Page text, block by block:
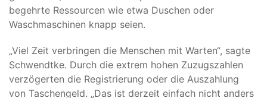
begehrte Ressourcen wie etwa Duschen oder
Waschmaschinen knapp seien.
„Viel Zeit verbringen die Menschen mit Warten“, sagte
Schwendtke. Durch die extrem hohen Zuzugszahlen
verzögerten die Registrierung oder die Auszahlung
von Taschengeld. „Das ist derzeit einfach nicht anders